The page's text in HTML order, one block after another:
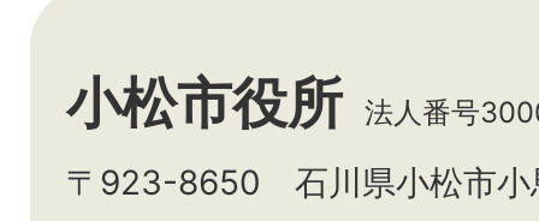
小松市役所 法人番号
〒923-8650 石川県小松市小